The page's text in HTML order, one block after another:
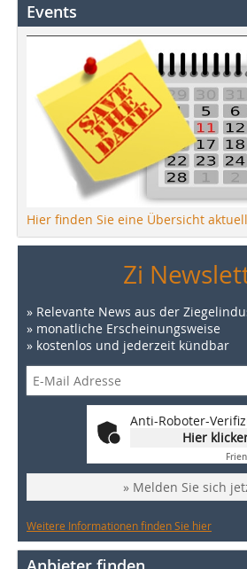
Events
Hier finden Sie eine Übersicht
Zi
» Relevante News aus der
» monatliche Erscheinungsweise
» kostenlos und jederzeit kündbar
Anti-Roboter-
Hier
» Melden Sie sich
Weitere Informationen finden Sie hier